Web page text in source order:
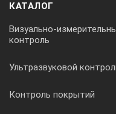
Частота следования
КАТАЛОГ
Визуально-
контроль
Ультразвуковой
Контроль покрытий